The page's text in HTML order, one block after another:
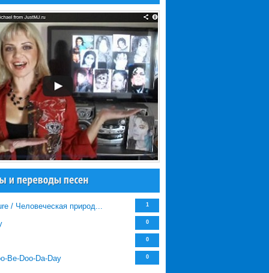
/ Человеческая природ... 1
0
0
Be-Doo-Da-Day 0